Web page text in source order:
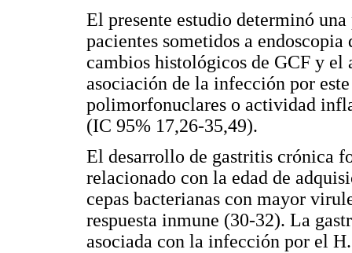
El presente estudio determinó
pacientes sometidos a
cambios histológicos de GCF y el
asociación de la infección por
polimorfonuclares o actividad
(IC 95% 17,26-35,49).
El desarrollo de gastritis crónica
relacionado con la edad de
cepas bacterianas con mayor
respuesta inmune (30-32). La
asociada con la infección por el